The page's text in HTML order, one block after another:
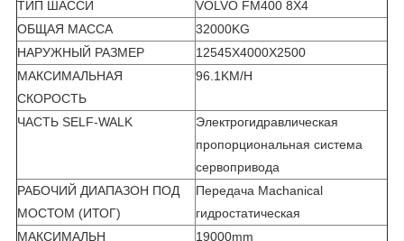
ТИП ШАССИ
VOLVO FM400 8X4
ОБЩАЯ МАССА
32000KG
НАРУЖНЫЙ РАЗМЕР
12545X4000X2500
МАКСИМАЛЬНАЯ
СКОРОСТЬ
96.1KM/H
ЧАСТЬ SELF-WALK
Электрогидравлическая
пропорциональная система
сервопривода
РАБОЧИЙ ДИАПАЗОН ПОД
МОСТОМ (ИТОГ)
Передача Machanical
гидростатическая
МАКСИМАЛЬН
19000mm